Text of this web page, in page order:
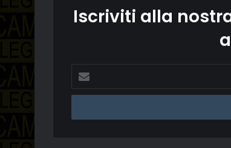
Iscriviti alla
tuo
email